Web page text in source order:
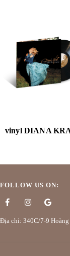
FOLLOW US ON:
Địa chỉ: 340C/7-9 Hoàng